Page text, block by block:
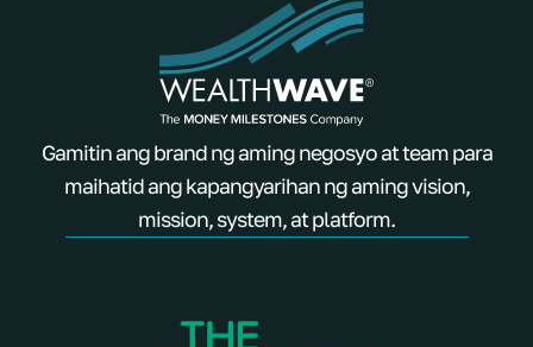
Gamitin ang brand ng aming negosyo at team para
maihatid ang kapangyarihan ng aming vision,
mission, system, at platform.